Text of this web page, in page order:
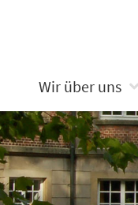
Wir über uns